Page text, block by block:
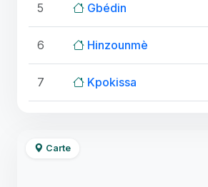
5 Gbédin
6 Hinzounmè
7 Kpokissa
Carte